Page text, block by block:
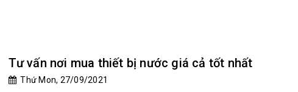
Tư vấn nơi mua thiết bị nước giá cả tốt nhất
Thứ Mon, 27/09/2021